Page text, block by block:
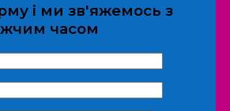
не передаються третім особам
і ми зв'яжемось з
часом